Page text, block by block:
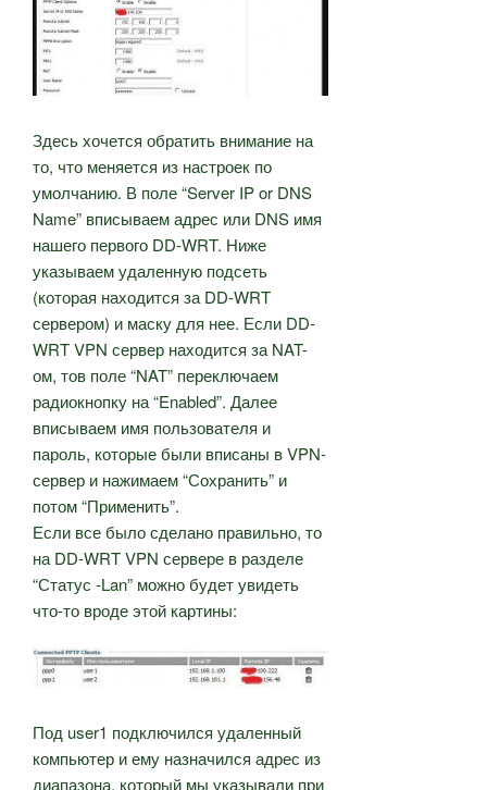
Здесь хочется обратить внимание на
то, что меняется из настроек по
умолчанию. В поле “Server IP or DNS
Name” вписываем адрес или DNS имя
нашего первого DD-WRT. Ниже
указываем удаленную подсеть
(которая находится за DD-WRT
сервером) и маску для нее. Если DD-
WRT VPN сервер находится за NAT-
ом, тов поле “NAT” переключаем
радиокнопку на “Enabled”. Далее
вписываем имя пользователя и
пароль, которые были вписаны в VPN-
сервер и нажимаем “Сохранить” и
потом “Применить”.
Если все было сделано правильно, то
на DD-WRT VPN сервере в разделе
“Статус -Lan” можно будет увидеть
что-то вроде этой картины:
Под user1 подключился удаленный
компьютер и ему назначился адрес из
диапазона, который мы указывали при